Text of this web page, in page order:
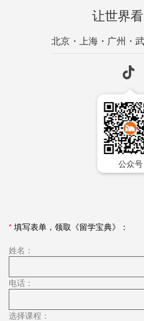
让世界
北京・上海・广州・
公众号
* 填写表单，领取《留学宝典》：
姓名：
电话：
选择课程：